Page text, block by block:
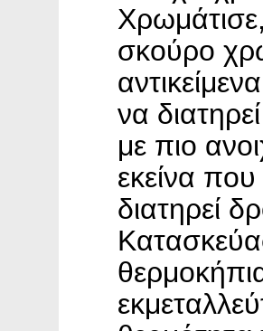
σκούρο
να
με πιο
εκείνα
διατηρεί